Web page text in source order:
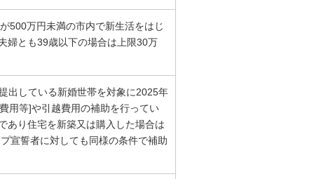
500万円未満の市内で新生活をはじ
婦とも39歳以下の場合は上限30万
出している新婚世帯を対象に2025年
用等]や引越費用の補助を行ってい
あり住宅を新築又は購入した場合は
宣誓者に対しても同様の条件で補助